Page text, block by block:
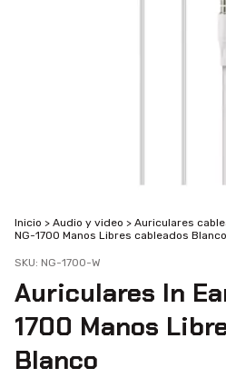
Inicio > Audio y video > Auriculares
NG-1700 Manos Libres cableados Blanco
SKU: NG-1700-W
Auriculares In
1700 Manos
Blanco